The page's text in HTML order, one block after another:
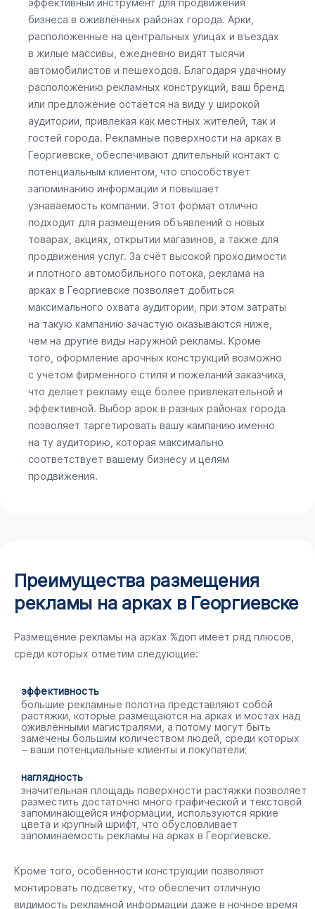
эффективный инструмент для продвижения
бизнеса в оживлённых районах города. Арки,
расположенные на центральных улицах и въездах
в жилые массивы, ежедневно видят тысячи
автомобилистов и пешеходов. Благодаря удачному
расположению рекламных конструкций, ваш бренд
или предложение остаётся на виду у широкой
аудитории, привлекая как местных жителей, так и
гостей города. Рекламные поверхности на арках в
Георгиевске, обеспечивают длительный контакт с
потенциальным клиентом, что способствует
запоминанию информации и повышает
узнаваемость компании. Этот формат отлично
подходит для размещения объявлений о новых
товарах, акциях, открытии магазинов, а также для
продвижения услуг. За счёт высокой проходимости
и плотного автомобильного потока, реклама на
арках в Георгиевске позволяет добиться
максимального охвата аудитории, при этом затраты
на такую кампанию зачастую оказываются ниже,
чем на другие виды наружной рекламы. Кроме
того, оформление арочных конструкций возможно
с учётом фирменного стиля и пожеланий заказчика,
что делает рекламу ещё более привлекательной и
эффективной. Выбор арок в разных районах города
позволяет таргетировать вашу кампанию именно
на ту аудиторию, которая максимально
соответствует вашему бизнесу и целям
продвижения.
Преимущества размещения
рекламы на арках в Георгиевске
Размещение рекламы на арках %доп имеет ряд плюсов,
среди которых отметим следующие:
эффективность
большие рекламные полотна представляют собой
растяжки, которые размещаются на арках и мостах над
оживлёнными магистралями, а потому могут быть
замечены большим количеством людей, среди которых
− ваши потенциальные клиенты и покупатели;
наглядность
значительная площадь поверхности растяжки позволяет
разместить достаточно много графической и текстовой
запоминающейся информации, используются яркие
цвета и крупный шрифт, что обусловливает
запоминаемость рекламы на арках в Георгиевске.
Кроме того, особенности конструкции позволяют
монтировать подсветку, что обеспечит отличную
видимость рекламной информации даже в ночное время